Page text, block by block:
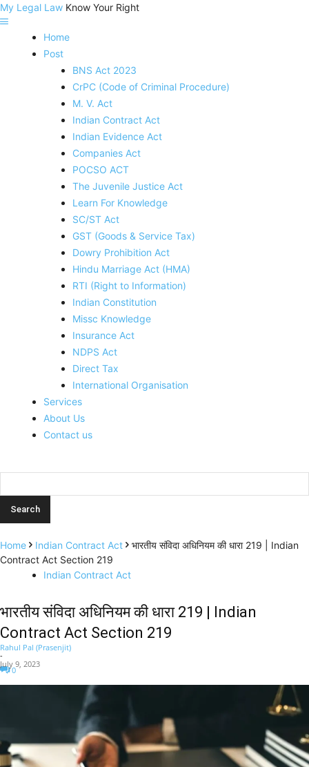
My Legal Law Know Your Right
Home
Post
BNS Act 2023
CrPC (Code of Criminal Procedure)
M. V. Act
Indian Contract Act
Indian Evidence Act
Companies Act
POCSO ACT
The Juvenile Justice Act
Learn For Knowledge
SC/ST Act
GST (Goods & Service Tax)
Dowry Prohibition Act
Hindu Marriage Act (HMA)
RTI (Right to Information)
Indian Constitution
Missc Knowledge
Insurance Act
NDPS Act
Direct Tax
International Organisation
Services
About Us
Contact us
Home Indian Contract Act
भारतीय संविदा अधिनियम की धारा 219 | Indian
Contract Act Section 219
Indian Contract Act
भारतीय संविदा अधिनियम की धारा 219 | Indian
Contract Act Section 219
Rahul Pal (Prasenjit)
-
July 9, 2023
0